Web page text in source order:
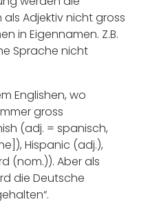
Adjektiv nicht gross
in Eigennamen. Z.B.
Sprache nicht
Englishen, wo
gross
(adj. = spanisch,
Hispanic (adj.),
(nom.)). Aber als
die Deutsche